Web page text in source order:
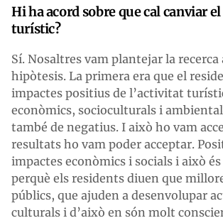
Hi ha acord sobre que cal canviar
turístic?
Sí. Nosaltres vam plantejar la recerca
hipòtesis. La primera era que el
impactes positius de l’activitat
econòmics, socioculturals i
també de negatius. I això ho vam
resultats ho vam poder acceptar.
impactes econòmics i socials i això
perquè els residents diuen que
públics, que ajuden a desenvolupar
culturals i d’això en són molt